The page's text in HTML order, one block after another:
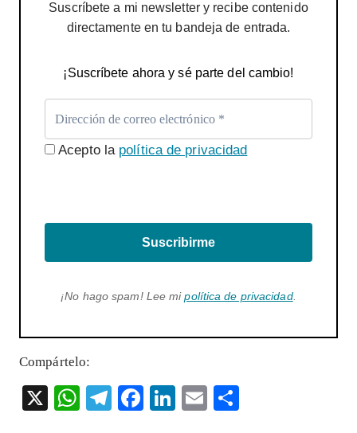
Suscríbete a mi newsletter y recibe contenido
directamente en tu bandeja de entrada.
¡Suscríbete ahora y sé parte del cambio!
Acepto la política de privacidad
Suscribirme
¡No hago spam! Lee mipolítica de privacidad.
Compártelo:
X
W T
F
Li E